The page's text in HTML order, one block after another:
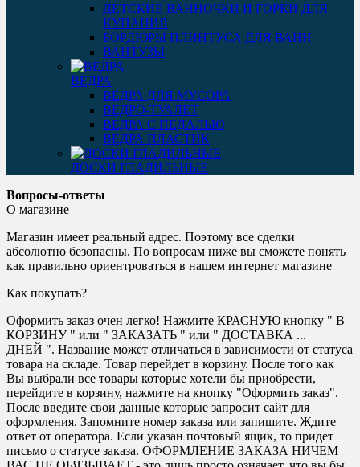
ДЕТСКИЕ ВАННОЧКИ И ГОРКИ ДЛЯ
КУПАНИЯ
БОРДЮРЫ ПЛИНТУСА ДЛЯ ВАНН
ВАНТУЗЫ
ВЕДРА
ВЕДРА ДЛЯ МУСОРА
ВЕДРО-ТУАЛЕТ
ВЕДРА С ПЕДАЛЬЮ
ВЕДРА ПЛАСТИК
ДОСКИ ГЛАДИЛЬНЫЕ
Вопросы-ответы
О магазине
Магазин имеет реальный адрес. Поэтому все сделки
абсолютно безопасны. По вопросам ниже вы сможете понять
как правильно ориентроваться в нашем интернет магазине
Как покупать?
Оформить заказ очен легко! Нажмите КРАСНУЮ кнопку " В
КОРЗИНУ " или " ЗАКАЗАТЬ " или " ДОСТАВКА ...
ДНЕЙ ". Название может отличаться в зависимости от статуса
товара на складе. Товар перейдет в корзину. После того как
Вы выбрали все товары которые хотели бы приобрести,
перейдите в корзину, нажмите на кнопку "Оформить заказ".
После введите свои данные которые запросит сайт для
оформления. Запомните номер заказа или запишите. Ждите
ответ от оператора. Если указан почтовый ящик, то придет
письмо о статусе заказа. ОФОРМЛЕНИЕ ЗАКАЗА НИЧЕМ